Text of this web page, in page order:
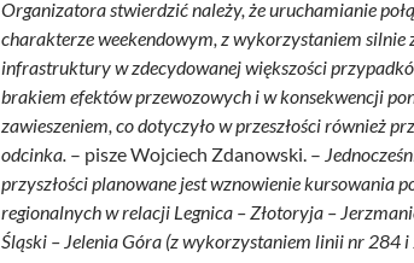
Organizatora stwierdzić należy, że uruchamianie
charakterze weekendowym, z wykorzystaniem silnie
infrastruktury w zdecydowanej większości
brakiem efektów przewozowych i w konsekwencji
zawieszeniem, co dotyczyło w przeszłości również
odcinka. – pisze Wojciech Zdanowski. –
przyszłości planowane jest wznowienie kursowania
regionalnych w relacji Legnica – Złotoryja –
Śląski – Jelenia Góra (z wykorzystaniem linii nr 284 i